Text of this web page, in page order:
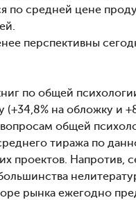
по средней цене
перспективны
по общей
на обложку и
вопросам общей
тиража по
проектов. Напротив,
рынка ежегодно